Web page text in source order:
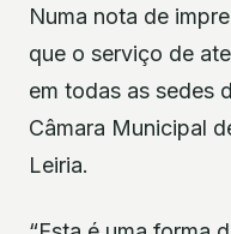
Numa nota de
que o serviço de
em todas as sedes
Câmara Municipal
Leiria.